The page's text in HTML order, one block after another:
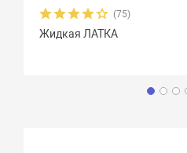
(75)
Жидкая ЛАТКА